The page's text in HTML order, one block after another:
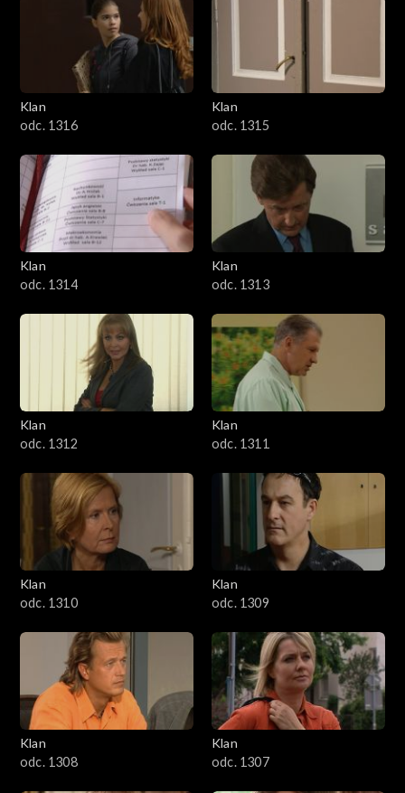
Klan
odc. 1316
Klan
odc. 1315
Klan
odc. 1314
Klan
odc. 1313
Klan
odc. 1312
Klan
odc. 1311
Klan
odc. 1310
Klan
odc. 1309
Klan
odc. 1308
Klan
odc. 1307